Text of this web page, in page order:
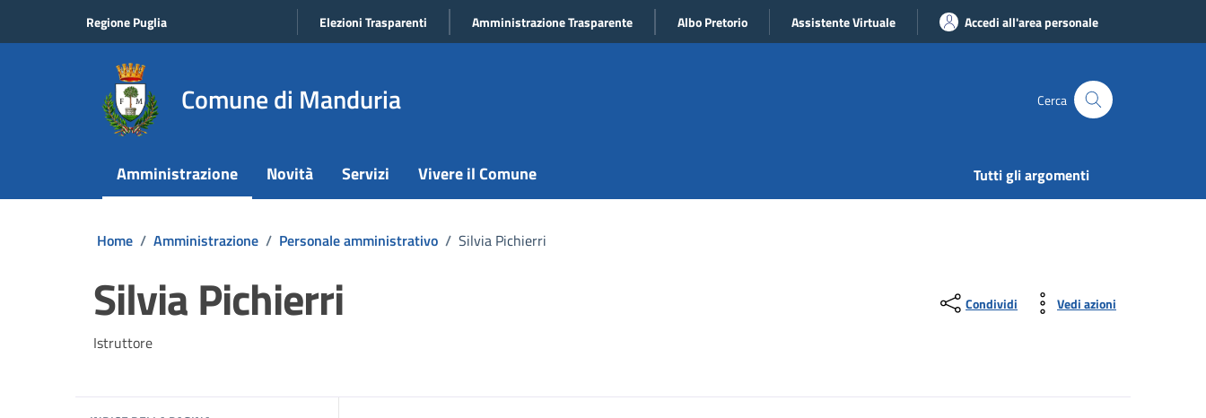
Regione Puglia Elezioni Trasparenti Amministrazione Trasparente Albo Pretorio Assistente Virtuale Accedi all'area personale
Comune di Manduria Cerca
Amministrazione Novità Servizi Vivere il Comune Tutti gli argomenti
Home / Amministrazione / Personale amministrativo / Silvia Pichierri
Silvia Pichierri
Istruttore
Condividi Vedi azioni